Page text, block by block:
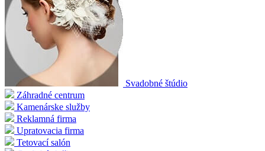
Svadobné štúdio
Záhradné centrum
Kamenárske služby
Reklamná firma
Upratovacia firma
Tetovací salón